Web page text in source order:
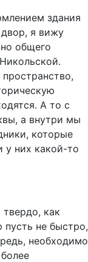
здания
двор, я вижу
общего
А то с
а внутри мы
которые
у них какой-то
как
пусть не быстро,
необходимо